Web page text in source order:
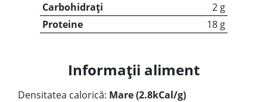
Carbohidrați
2 g
Proteine
18 g
Informații aliment
Densitatea calorică: Mare (2.8kCal/g)